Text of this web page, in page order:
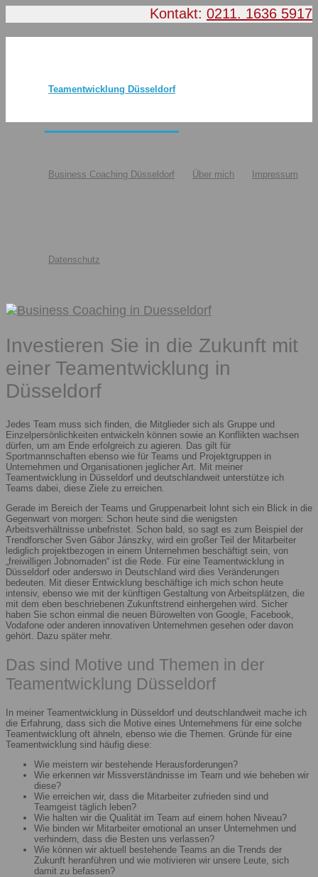
Kontakt: 0211. 1636 5917
Teamentwicklung Düsseldorf
Business Coaching Düsseldorf Über mich Impressum
Datenschutz
Investieren Sie in die Zukunft mit
einer Teamentwicklung in
Düsseldorf
Jedes Team muss sich finden, die Mitglieder sich als Gruppe und
Einzelpersönlichkeiten entwickeln können sowie an Konflikten wachsen
dürfen, um am Ende erfolgreich zu agieren. Das gilt für
Sportmannschaften ebenso wie für Teams und Projektgruppen in
Unternehmen und Organisationen jeglicher Art. Mit meiner
Teamentwicklung in Düsseldorf und deutschlandweit unterstütze ich
Teams dabei, diese Ziele zu erreichen.
Gerade im Bereich der Teams und Gruppenarbeit lohnt sich ein Blick in die
Gegenwart von morgen: Schon heute sind die wenigsten
Arbeitsverhältnisse unbefristet. Schon bald, so sagt es zum Beispiel der
Trendforscher Sven Gábor Jánszky, wird ein großer Teil der Mitarbeiter
lediglich projektbezogen in einem Unternehmen beschäftigt sein, von
„freiwilligen Jobnomaden“ ist die Rede. Für eine Teamentwicklung in
Düsseldorf oder anderswo in Deutschland wird dies Veränderungen
bedeuten. Mit dieser Entwicklung beschäftige ich mich schon heute
intensiv, ebenso wie mit der künftigen Gestaltung von Arbeitsplätzen, die
mit dem eben beschriebenen Zukunftstrend einhergehen wird. Sicher
haben Sie schon einmal die neuen Bürowelten von Google, Facebook,
Vodafone oder anderen innovativen Unternehmen gesehen oder davon
gehört. Dazu später mehr.
Das sind Motive und Themen in der
Teamentwicklung Düsseldorf
In meiner Teamentwicklung in Düsseldorf und deutschlandweit mache ich
die Erfahrung, dass sich die Motive eines Unternehmens für eine solche
Teamentwicklung oft ähneln, ebenso wie die Themen. Gründe für eine
Teamentwicklung sind häufig diese:
Wie meistern wir bestehende Herausforderungen?
Wie erkennen wir Missverständnisse im Team und wie beheben wir
diese?
Wie erreichen wir, dass die Mitarbeiter zufrieden sind und
Teamgeist täglich leben?
Wie halten wir die Qualität im Team auf einem hohen Niveau?
Wie binden wir Mitarbeiter emotional an unser Unternehmen und
verhindern, dass die Besten uns verlassen?
Wie können wir aktuell bestehende Teams an die Trends der
Zukunft heranführen und wie motivieren wir unsere Leute, sich
damit zu befassen?